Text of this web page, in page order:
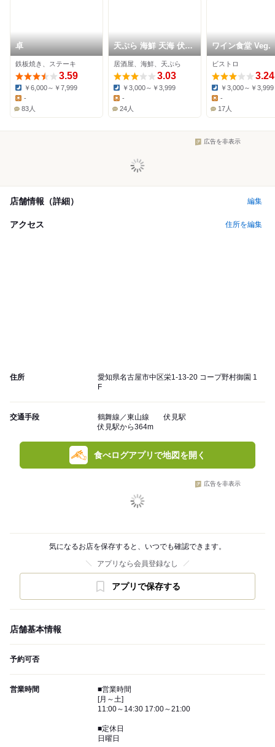
卓
鉄板焼き、ステーキ
3.59
Dinner:
￥6,000～￥7,999
Lunch:
-
83人
天ぷら 海鮮 天海 伏見
店
居酒屋、海鮮、天ぷら
3.03
Dinner:
￥3,000～￥3,999
Lunch:
-
24人
ワイン食堂 Veg.
ビストロ
3.24
Dinner:
￥3,000～￥3,999
Lunch:
-
17人
広告を非表示
店舗情報（詳細） 編集
アクセス 住所を編集
住所
愛知県名古屋市中区栄1-13-20 コープ野村御園 1
F
交通手段
鶴舞線／東山線 伏見駅
伏見駅から364m
食べログアプリで地図を開く
広告を非表示
気になるお店を保存すると、いつでも確認できます。
アプリなら会員登録なし
アプリで保存する
店舗基本情報
予約可否
営業時間
■営業時間
[月～土]
11:00～14:30 17:00～21:00
■定休日
日曜日